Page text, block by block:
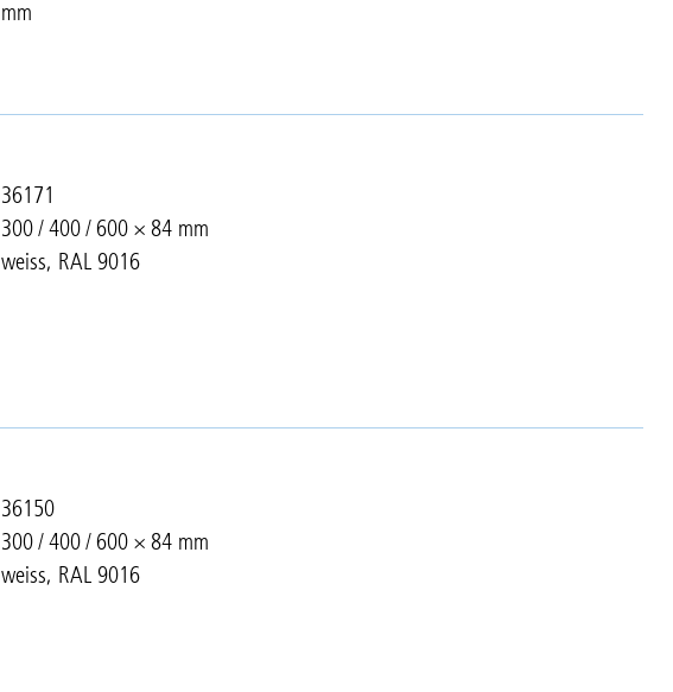
mm
36171
300 / 400 / 600 × 84 mm
weiss, RAL 9016
36150
300 / 400 / 600 × 84 mm
weiss, RAL 9016